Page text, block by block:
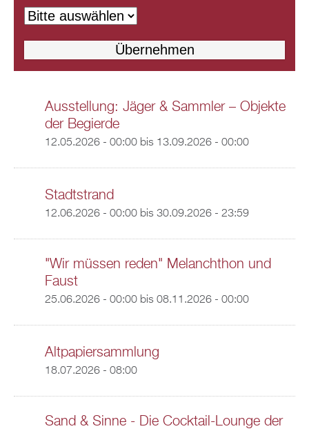
Ausstellung: Jäger & Sammler – Objekte
der Begierde
12.05.2026 - 00:00bis 13.09.2026 - 00:00
Stadtstrand
12.06.2026 - 00:00bis 30.09.2026 - 23:59
"Wir müssen reden" Melanchthon und
Faust
25.06.2026 - 00:00bis 08.11.2026 - 00:00
Altpapiersammlung
18.07.2026 - 08:00
Sand & Sinne - Die Cocktail-Lounge der